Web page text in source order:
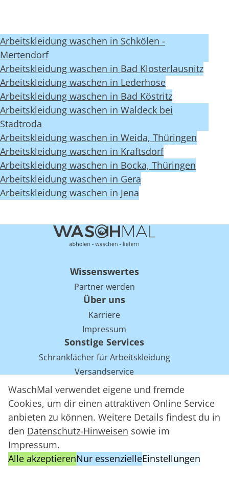
WaschMal verwendet eigene und fremde
Cookies, um dir einen attraktiven Online Service
anbieten zu können. Weitere Details findest du in
den Datenschutz-Hinweisen sowie im
Impressum.
Alle akzeptierenNur essenzielleEinstellungen
Arbeitskleidung waschen in Schkölen -
Mertendorf
Arbeitskleidung waschen in Bad Klosterlausnitz
Arbeitskleidung waschen in Lederhose
Arbeitskleidung waschen in Bad Köstritz
Arbeitskleidung waschen in Waldeck bei
Stadtroda
Arbeitskleidung waschen in Weida, Thüringen
Arbeitskleidung waschen in Kraftsdorf
Arbeitskleidung waschen in Bocka, Thüringen
Arbeitskleidung waschen in Gera
Arbeitskleidung waschen in Jena
Wissenswertes
Partner werden
Über uns
Karriere
Impressum
Sonstige Services
Schrankfächer für Arbeitskleidung
Versandservice
Einsparpotentiale für Mietwäsche bei Arbeitskleidung
Arbeitskleidung Tracking mit RFID
WaschMal GmbH 2016 – 2026
Datenschutz
Allgemeine Geschäftsbedingungen